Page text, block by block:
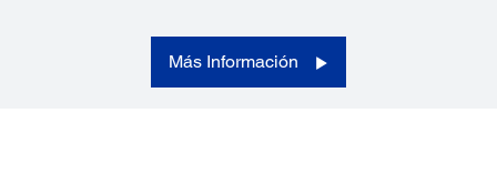
Más Información